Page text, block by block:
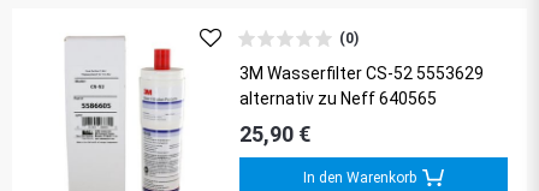
(0)
3M Wasserfilter CS-52 5553629
alternativ zu Neff 640565
25,90 €
In den Warenkorb